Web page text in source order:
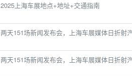
2025上海车展地点+地址+交通指南
两天151场新闻发布会，上海车展媒体日折射
两天151场新闻发布会，上海车展媒体日折射